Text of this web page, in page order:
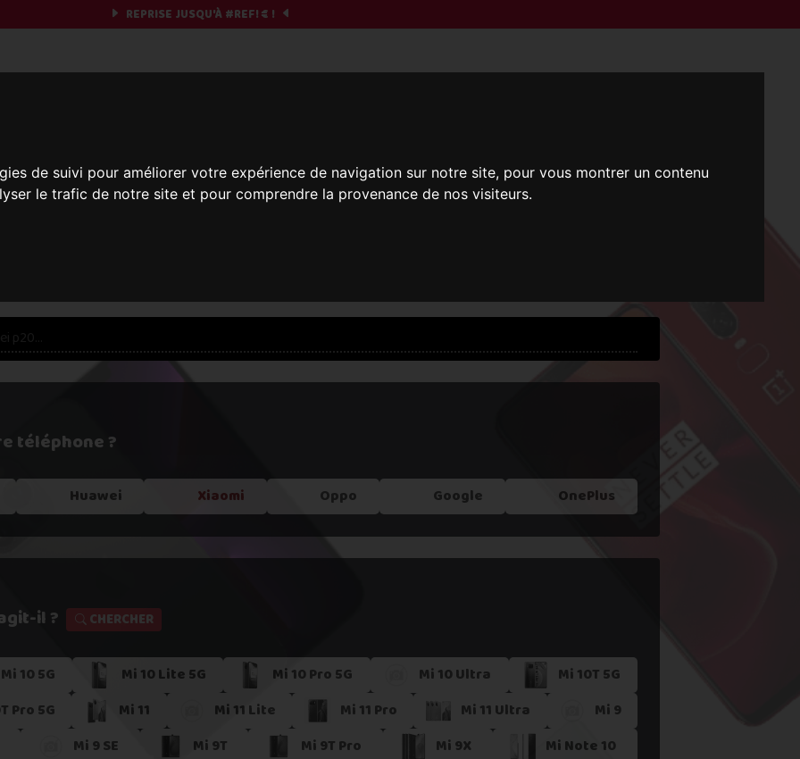
de suivi pour améliorer votre expérience de navigation sur notre site, pour vous montrer un contenu
le trafic de notre site et pour comprendre la provenance de nos visiteurs.
REPRISE JUSQU'À #REF!€ !
Et si on commençait ?
offres... veuillez patienter, ça vaut le coup !
!
un point relais
téléphone ?
Huawei Xiaomi Oppo Google OnePlus
il ?
CHERCHER
Mi 10 5G Mi 10 Lite 5G Mi 10 Pro 5G Mi 10 Ultra
Mi 10T 5G
Pro 5G Mi 11 Mi 11 Lite Mi 11 Pro Mi 11 Ultra
Mi 9
Mi 9 SE Mi 9T Mi 9T Pro Mi 9X
Mi Note 10